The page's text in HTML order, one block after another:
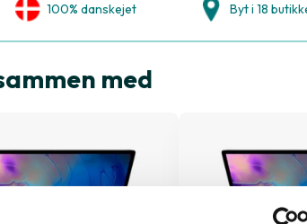
100% danskejet Byt i 18
med